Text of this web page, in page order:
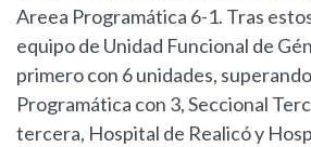
Areea Programática 6-1. Tras
equipo de Unidad Funcional de
primero con 6 unidades,
Programática con 3, Seccional
tercera, Hospital de Realicó y